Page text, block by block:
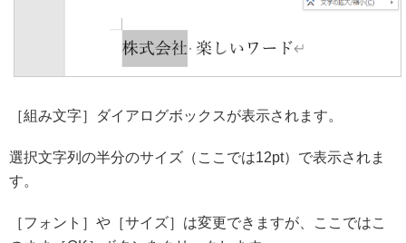
［組み文字］ダイアログボックスが表示されます。
選択文字列の半分のサイズ（ここでは12pt）で表示されま
す。
［フォント］や［サイズ］は変更できますが、ここではこ